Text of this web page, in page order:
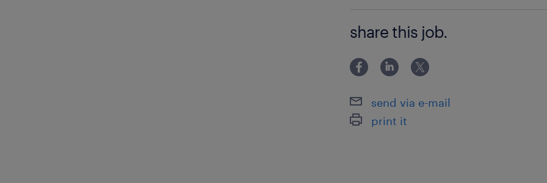
share this job.
send via e-mail
print it